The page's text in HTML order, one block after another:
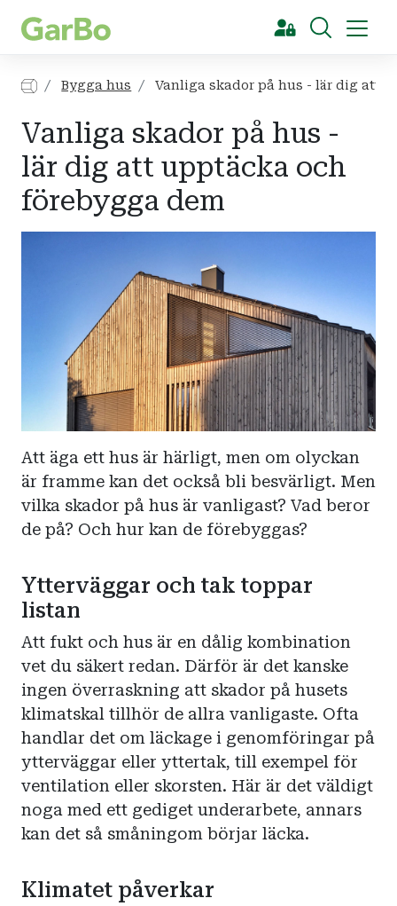
[Sök]
Bygga hus Vanliga skador på hus - lär dig att
Vanliga skador på hus -
lär dig att upptäcka och
förebygga dem
Att äga ett hus är härligt, men om olyckan
är framme kan det också bli besvärligt. Men
vilka skador på hus är vanligast? Vad beror
de på? Och hur kan de förebyggas?
Ytterväggar och tak toppar
listan
Att fukt och hus är en dålig kombination
vet du säkert redan. Därför är det kanske
ingen överraskning att skador på husets
klimatskal tillhör de allra vanligaste. Ofta
handlar det om läckage i genomföringar på
ytterväggar eller yttertak, till exempel för
ventilation eller skorsten. Här är det väldigt
noga med ett gediget underarbete, annars
kan det så småningom börjar läcka.
Klimatet påverkar